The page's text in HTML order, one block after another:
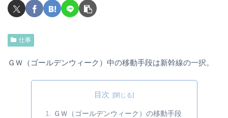
仕事
ＧＷ（ゴールデンウィーク）中の移動手段は新幹線の一択。
目次
ＧＷ（ゴールデンウィーク）の移動手段